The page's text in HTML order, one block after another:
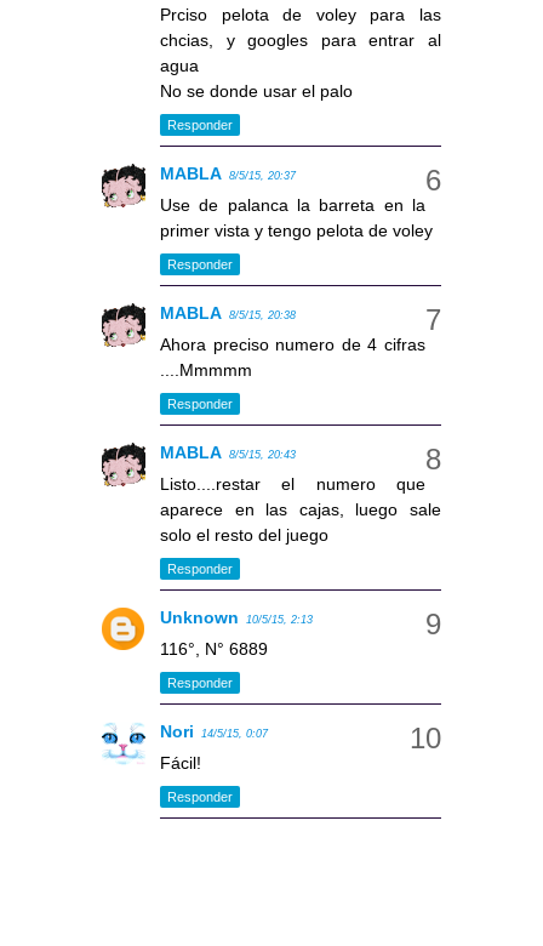
Prciso pelota de voley para las
chcias, y googles para entrar al
agua
No se donde usar el palo
Responder
MABLA 8/5/15, 20:37
Use de palanca la barreta en la
primer vista y tengo pelota de voley
Responder
MABLA 8/5/15, 20:38
Ahora preciso numero de 4 cifras
....Mmmmm
Responder
MABLA 8/5/15, 20:43
Listo....restar el numero que
aparece en las cajas, luego sale
solo el resto del juego
Responder
Unknown 10/5/15, 2:13
116°, N° 6889
Responder
Nori 14/5/15, 0:07
Fácil!
Responder